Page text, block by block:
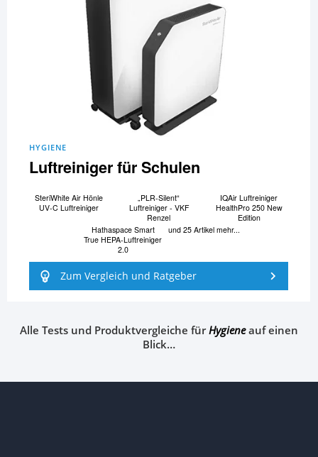
HYGIENE
Luftreiniger für Schulen
SteriWhite Air Hönle
UV-C Luftreiniger
„PLR-Silent“
Luftreiniger - VKF
Renzel
IQAir Luftreiniger
HealthPro 250 New
Edition
Hathaspace Smart
True HEPA-Luftreiniger
2.0
und 25 Artikel mehr...
Zum Vergleich und Ratgeber
Alle Tests und Produktvergleiche fürHygieneauf einen
Blick…